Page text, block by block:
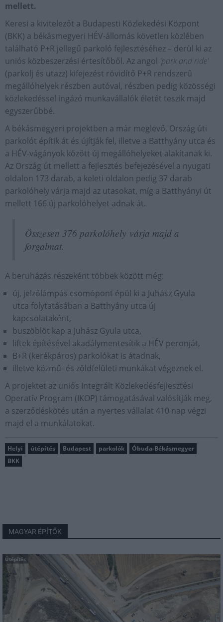
mellett.
Keresi a kivitelezőt a Budapesti Közlekedési Központ
(BKK) a békásmegyeri HÉV-állomás követlen közlében
található P+R jellegű parkoló fejlesztéséhez – derül ki az
uniós közbeszerzési értesítőből. Az angol 'park and ride'
(parkolj és utazz) kifejezést rövidítő P+R rendszerű
megállóhelyek részben autóval, részben pedig közösségi
közlekedéssel ingázó munkavállalók életét teszik majd
egyszerűbbé.
A békásmegyeri projektben a már meglevő, Ország úti
parkolót építik át és újítják fel, illetve a Batthyány utca és
a HÉV-vágányok között új megállóhelyeket alakítanak ki.
Az Ország út mellett a fejlesztés befejezésével a nyugati
oldalon 173 darab, a keleti oldalon pedig 37 darab
parkolóhely várja majd az utasokat, míg a Batthyányi út
mellett 166 új parkolóhelyet adnak át.
Összesen 376 parkolóhely várja majd a
forgalmat.
A beruházás részeként többek között még:
új, jelzőlámpás csomópont épül ki a Juhász Gyula
utca folytatásában a Batthyány utca új
kapcsolataként,
buszöblöt kap a Juhász Gyula utca,
liftek építésével akadálymentesítik a HÉV peronját,
B+R (kerékpáros) parkolókat is átadnak,
illetve közmű- és zöldfelületi munkákat végeznek el.
A projektet az uniós Integrált Közlekedésfejlesztési
Operatív Program (IKOP) támogatásával valósítják meg,
a szerződéskötés után a nyertes vállalat 410 nap végzi
majd el a munkálatokat.
Helyi útépítés Budapest parkolók
Óbuda-Békásmegyer
BKK
MAGYAR ÉPÍTŐK
Útépítés